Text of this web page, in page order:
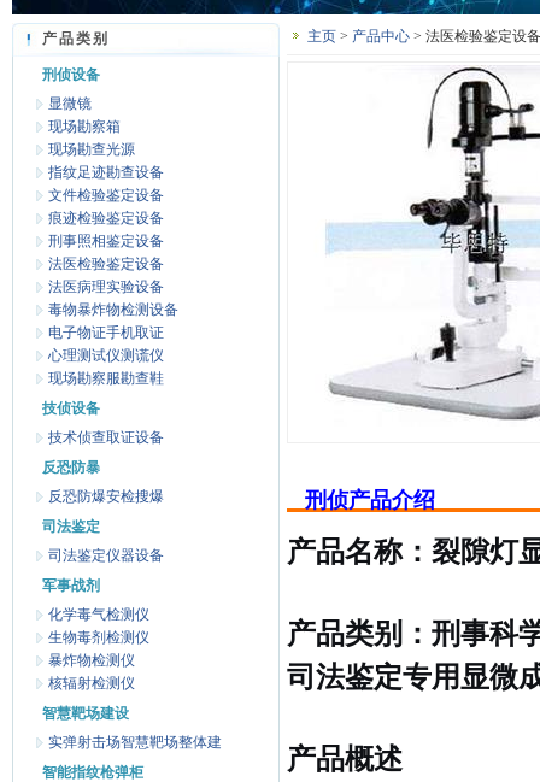
产品类别
刑侦设备
显微镜
现场勘察箱
现场勘查光源
指纹足迹勘查设备
文件检验鉴定设备
痕迹检验鉴定设备
刑事照相鉴定设备
法医检验鉴定设备
法医病理实验设备
毒物暴炸物检测设备
电子物证手机取证
心理测试仪测谎仪
现场勘察服勘查鞋
技侦设备
技术侦查取证设备
反恐防暴
反恐防爆安检搜爆
司法鉴定
司法鉴定仪器设备
军事战剂
化学毒气检测仪
生物毒剂检测仪
暴炸物检测仪
核辐射检测仪
智慧靶场建设
实弹射击场智慧靶场整体建
智能指纹枪弹柜
主页 > 产品中心 > 法医检验鉴定设
刑侦产品介绍
产品名称：裂隙灯
产品类别：刑事科
司法鉴定专用显微
产品概述